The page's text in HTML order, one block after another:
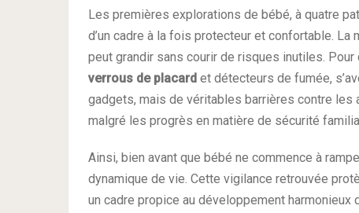
Les premières explorations de bébé, à quatre
d’un cadre à la fois protecteur et confortable. La
peut grandir sans courir de risques inutiles.
verrous de placard et détecteurs de fumée,
gadgets, mais de véritables barrières contre
malgré les progrès en matière de sécurité
Ainsi, bien avant que bébé ne commence à
dynamique de vie. Cette vigilance retrouvée
un cadre propice au développement